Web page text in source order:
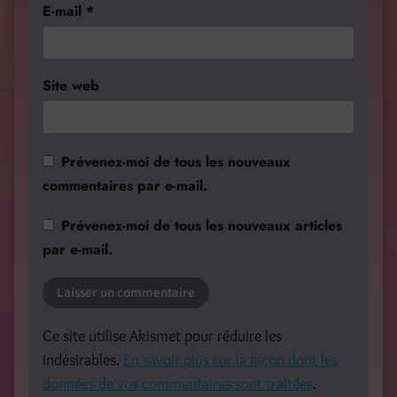
E-mail *
Site web
Prévenez-moi de tous les nouveaux
commentaires par e-mail.
Prévenez-moi de tous les nouveaux articles
par e-mail.
Ce site utilise Akismet pour réduire les
indésirables. En savoir plus sur la façon dont les
données de vos commentaires sont traitées.